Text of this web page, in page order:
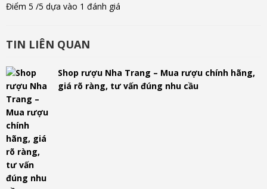
Điểm 5 /5 dựa vào 1 đánh giá
TIN LIÊN QUAN
Shop rượu Nha Trang – Mua rượu chính hãng,
giá rõ ràng, tư vấn đúng nhu cầu